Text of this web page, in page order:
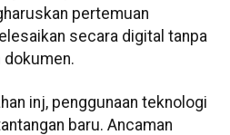
pertemuan
secara digital tanpa
dokumen.
inj, penggunaan teknologi
baru. Ancaman